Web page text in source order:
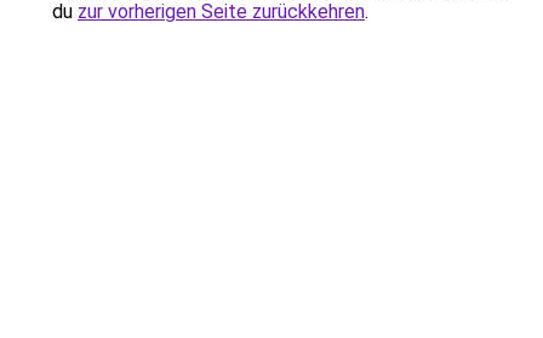
du zur vorherigen Seite zurückkehren.